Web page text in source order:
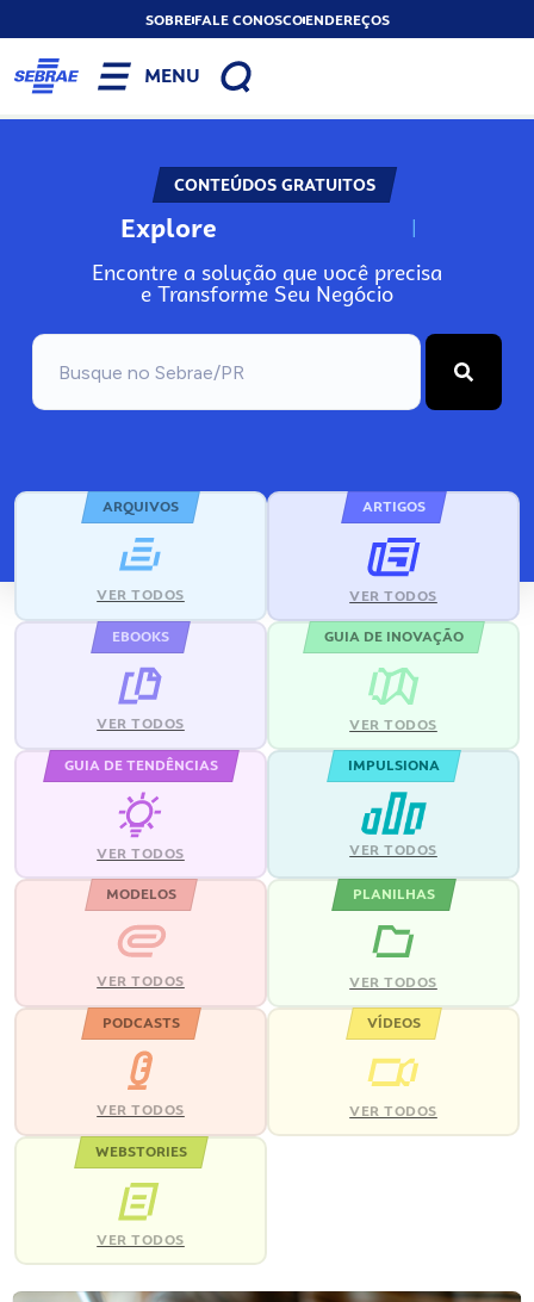
SOBREFALE CONOSCOENDEREÇOS
MENU
CONTEÚDOS GRATUITOS
Explore N
Encontre a solução que você precisa
e Transforme Seu Negócio
ARQUIVOS
VER TODOS
ARTIGOS
VER TODOS
EBOOKS
VER TODOS
GUIA DE INOVAÇÃO
VER TODOS
GUIA DE TENDÊNCIAS
VER TODOS
IMPULSIONA
VER TODOS
MODELOS
VER TODOS
PLANILHAS
VER TODOS
PODCASTS
VER TODOS
VÍDEOS
VER TODOS
WEBSTORIES
VER TODOS